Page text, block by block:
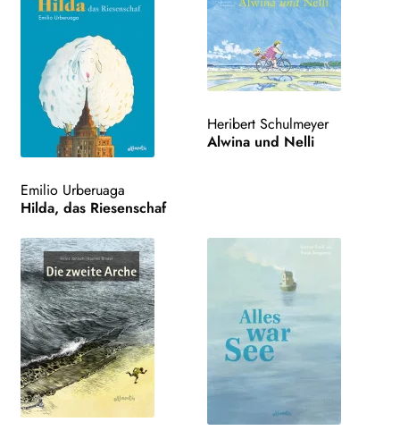
Emilio Urberuaga
Hilda, das Riesenschaf
Heribert Schulmeyer
Alwina und Nelli